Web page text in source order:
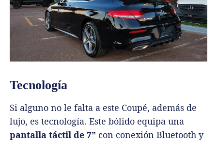
Tecnología
Si alguno no le falta a este Coupé, además de
lujo, es tecnología. Este bólido equipa una
pantalla táctil de 7” con conexión Bluetooth y